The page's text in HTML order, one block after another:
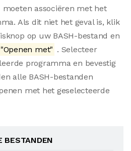
moeten associëren met het
Als dit niet het geval is, klik
op uw BASH-bestand en
"Openen met" . Selecteer
programma en bevestig
alle BASH-bestanden
met het geselecteerde
BESTANDEN